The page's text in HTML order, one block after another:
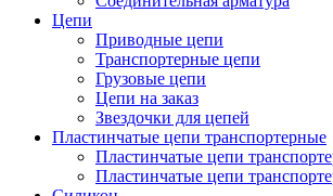
Цепи
Приводные цепи
Транспортерные цепи
Грузовые цепи
Цепи на заказ
Звездочки для цепей
Пластинчатые цепи транспортерные
Пластинчатые цепи
Пластинчатые цепи